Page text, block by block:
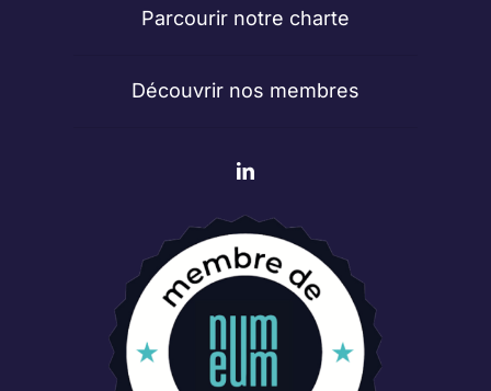
Parcourir notre charte
Découvrir nos membres